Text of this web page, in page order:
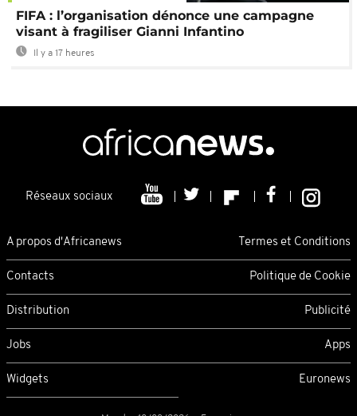
FIFA : l’organisation dénonce une campagne
visant à fragiliser Gianni Infantino
Il y a 17 heures
Réseaux sociaux
A propos d'Africanews Termes et Conditions
Contacts Politique de Cookie
Distribution Publicité
Jobs Apps
Widgets Euronews